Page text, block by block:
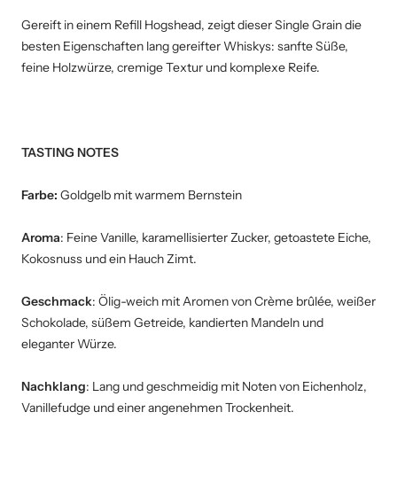
Gereift in einem Refill Hogshead, zeigt dieser Single Grain die
besten Eigenschaften lang gereifter Whiskys: sanfte Süße,
feine Holzwürze, cremige Textur und komplexe Reife.
TASTING NOTES
Farbe: Goldgelb mit warmem Bernstein
Aroma: Feine Vanille, karamellisierter Zucker, getoastete Eiche,
Kokosnuss und ein Hauch Zimt.
Geschmack: Ölig-weich mit Aromen von Crème brûlée, weißer
Schokolade, süßem Getreide, kandierten Mandeln und
eleganter Würze.
Nachklang: Lang und geschmeidig mit Noten von Eichenholz,
Vanillefudge und einer angenehmen Trockenheit.